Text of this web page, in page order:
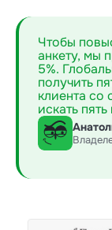
Чтобы
анкету, мы
5%.
получить
клиента со
искать